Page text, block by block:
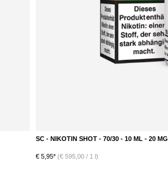
SC - NIKOTIN SHOT - 70/30 - 10 ML - 20 MG
€ 5,95* (€ 595,00 / 1 l)